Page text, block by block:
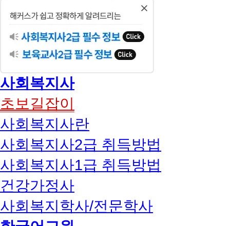
사회복지사
초보길잡이
사회복지사란
사회복지사2급 취득방법
사회복지사1급 취득방법
건강가정사
사회복지학사/전문학사